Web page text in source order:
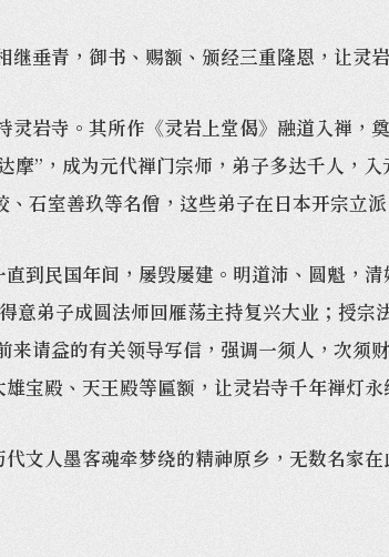
青，御书、赐额、颁经三重隆恩，让灵岩
寺。其所作《灵岩上堂偈》融道入禅，
”，成为元代禅门宗师，弟子多达千人，
石室善玖等名僧，这些弟子在日本开宗立
民国年间，屡毁屡建。明道沛、圆魁，清
弟子成圆法师回雁荡主持复兴大业；授宗
请益的有关领导写信，强调一须人，次须
宝殿、天王殿等匾额，让灵岩寺千年禅灯永
人墨客魂牵梦绕的精神原乡，无数名家在